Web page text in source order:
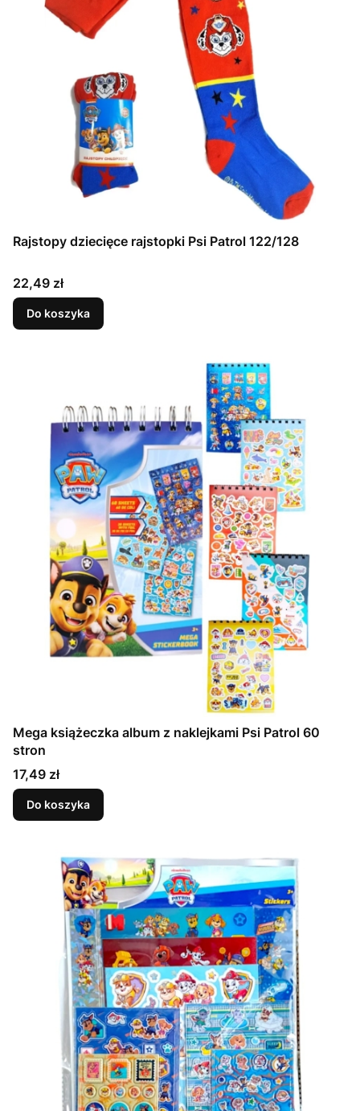
Rajstopy dziecięce rajstopki Psi Patrol 122/128
Cena
22,49 zł
Do koszyka
Mega książeczka album z naklejkami Psi Patrol 60
stron
Cena
17,49 zł
Do koszyka